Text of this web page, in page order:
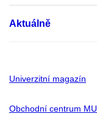
Aktuálně
Univerzitní magazín
Obchodní centrum MU